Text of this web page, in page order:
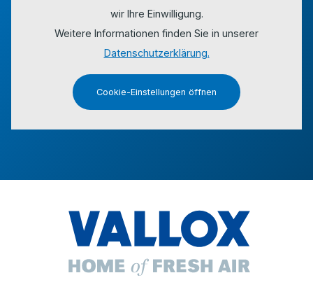
wir Ihre Einwilligung.
Weitere Informationen finden Sie in unserer
Datenschutzerklärung.
Cookie-Einstellungen öffnen